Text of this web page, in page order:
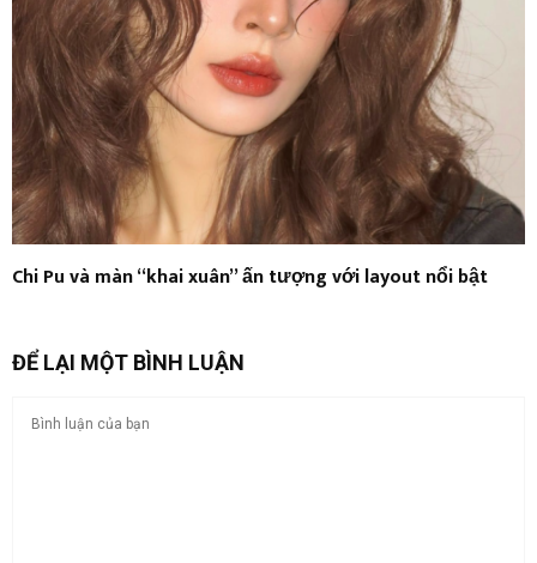
Chi Pu và màn “khai xuân” ấn tượng với layout nổi bật
ĐỂ LẠI MỘT BÌNH LUẬN